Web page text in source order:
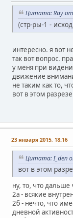
Цитата: Ray от
(стр-ры-1 -
интересно. я вот
так вот вопрос.
у меня при
движение
не таким как то,
вот в этом
23 января 2015, 18:16
Цитата: I_den
вот в этом
ну, то, что дальше
2а - всякие
2б - нечто, что
дневной